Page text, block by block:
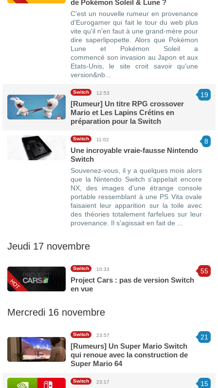
de Pokémon Soleil & Lune ?
C'est un nouvelle rumeur en provenance
d'Eurogamer qui fait le tour du web plus
vite qu'il n'en faut à une grand-mère pour
dire saperlipopette. Alors que Pokémon
Lune et Pokémon Soleil a
commencé son invasion au Japon et aux
Etats-Unis, le site croit savoir qu'une
version&nb...
19
Switch 12:53
[Rumeur] Un titre RPG crossover
Mario et Les Lapins Crétins en
préparation pour la Switch
8
Switch 11:02
Une incroyable vraie-fausse Nintendo
Switch
Souvenez-vous, il y a quelques mois alors
que la Nintendo Switch s'appelait encore
NX, des images d'une étrange console
portable ressemblant à une PS Vita ovale
faisaient leur apparition sur la toile avec
des théories totalement farfelues sur leur
provenance. Il s'agissait en fait de ...
Jeudi 17 novembre
55
Switch 10:33
Project Cars : pas de version Switch
en vue
Mercredi 16 novembre
21
Switch 23:57
[Rumeurs] Un Super Mario Switch
qui renoue avec la construction de
Super Mario 64
15
Switch 23:17